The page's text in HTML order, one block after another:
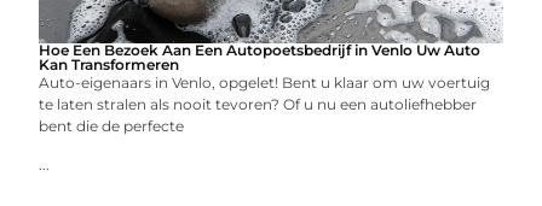
Hoe Een Bezoek Aan Een Autopoetsbedrijf in Venlo Uw Auto
Kan Transformeren
Auto-eigenaars in Venlo, opgelet! Bent u klaar om uw voertuig
te laten stralen als nooit tevoren? Of u nu een autoliefhebber
bent die de perfecte
...